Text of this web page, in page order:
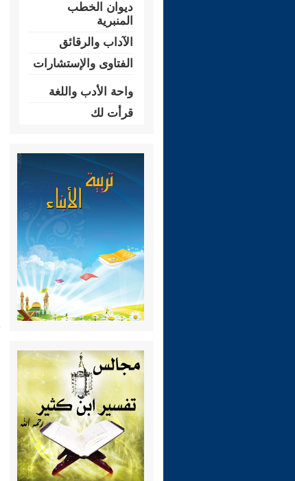
ديوان الخطب
المنبرية
الآداب والرقائق
الفتاوى والإستشارات
واحة الأدب واللغة
قرأت لك